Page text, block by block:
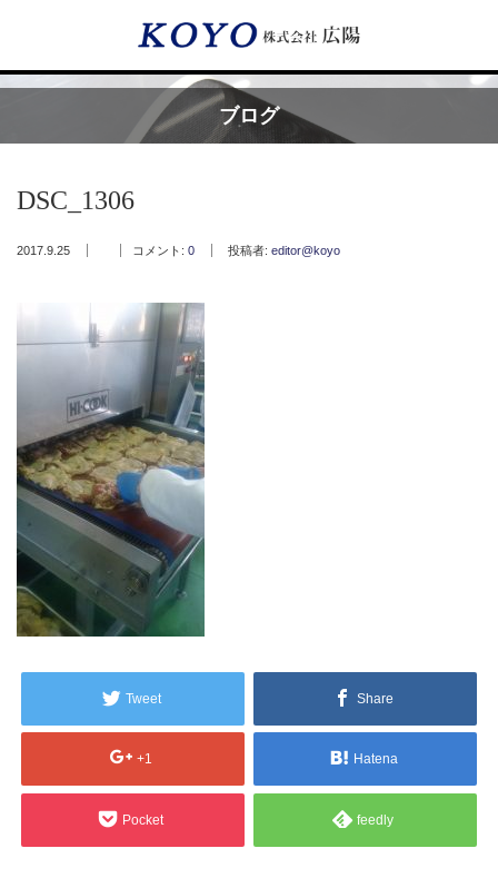
ブログ
DSC_1306
2017.9.25 コメント: 0 投稿者: editor@koyo
Tweet Share
+1 Hatena
Pocket feedly
Menu
フッ素樹脂コーティング
フッ素樹脂ベルト
取付工事・メンテナンス
販売製品
よくある質問
納品までの流れ
最近の記事
今まで使用が出来ないとされていた小
型ベルトコンベアでも使用可能なフッ
素樹脂ベルトを開発…
トタイプのコンベアーベルトです。ベ